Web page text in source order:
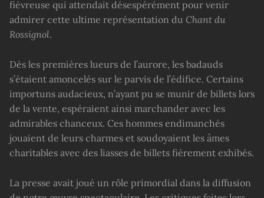
fiévreuse qui attendait désespérément pour venir
admirer cette ultime représentation du Chant du
Rossignol.
Dès les premières lueurs de l’aurore, les badauds
s’étaient amoncelés sur le parvis de l’édifice. Certains
importuns audacieux, n’ayant pu se munir de billets lors
de la vente, espéraient ainsi marchander avec les
admirables chanceux. Ces hommes endimanchés
jouaient de leurs charmes et soudoyaient les âmes
charitables avec des liasses de billets fièrement exhibés.
La presse avait joué un rôle primordial dans la diffusion